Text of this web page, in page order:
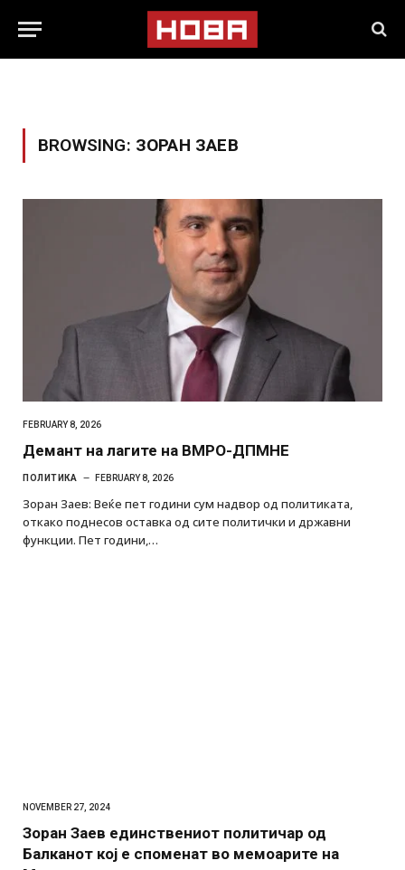
BROWSING: ЗОРАН ЗАЕВ
FEBRUARY 8, 2026
Демант на лагите на ВМРО-ДПМНЕ
ПОЛИТИКА FEBRUARY 8, 2026
Зоран Заев: Веќе пет години сум надвор од политиката,
откако поднесов оставка од сите политички и државни
функции. Пет години,…
NOVEMBER 27, 2024
Зоран Заев единствениот политичар од
Балканот кој е споменат во мемоарите на